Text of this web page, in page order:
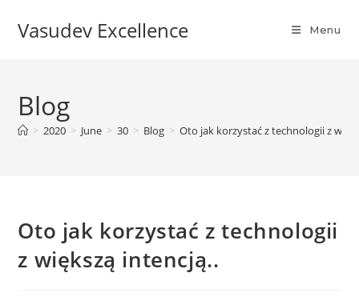
Vasudev Excellence Menu
Blog
> 2020 > June > 30 > Blog > Oto jak korzystać z technologii z
Oto jak korzystać z technologii
z większą intencją..